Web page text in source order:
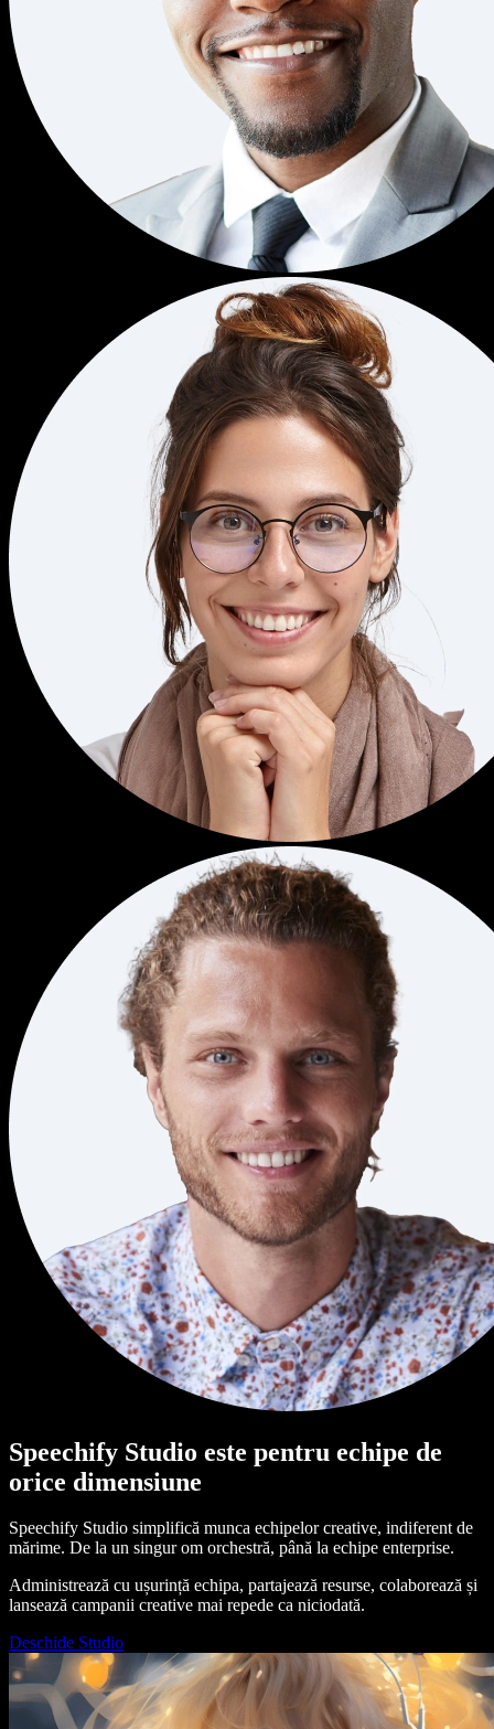
Speechify Studio este pentru echipe de
orice dimensiune
Speechify Studio simplifică munca echipelor creative, indiferent de
mărime. De la un singur om orchestră, până la echipe enterprise.
Administrează cu ușurință echipa, partajează resurse, colaborează și
lansează campanii creative mai repede ca niciodată.
Deschide Studio